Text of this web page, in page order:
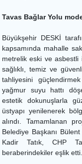
Tavas Bağlar Yolu
Büyükşehir DESKİ
kapsamında mahalle
metrelik eski ve asbestli
sağlıklı, temiz ve
tahliyesini
yağmur suyu hattı
estetik dokunuşlarla
üstyapı yenilenerek
alındı. Tamamlanan
Belediye Başkanı
Kadir Tatık, CHP
beraberindekiler eşlik etti.